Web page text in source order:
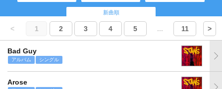
新曲順
< 1 2 3 4 5 ... 11 >
Bad Guy
アルバム シングル
Arose